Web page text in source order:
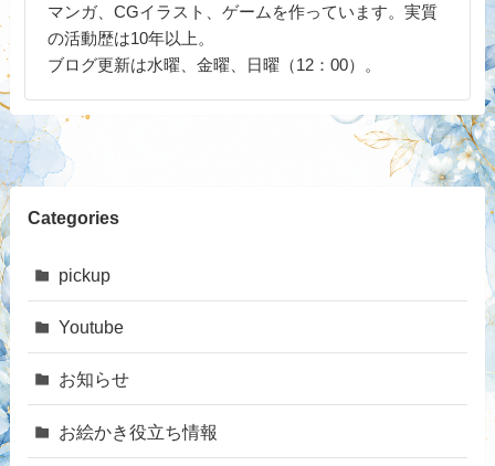
マンガ、CGイラスト、ゲームを作っています。実質
の活動歴は10年以上。
ブログ更新は水曜、金曜、日曜（12：00）。
Categories
pickup
Youtube
お知らせ
お絵かき役立ち情報